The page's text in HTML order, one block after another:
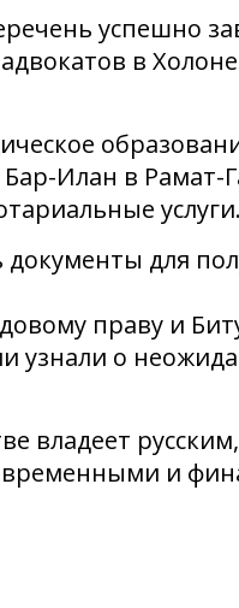
успешно
в
Илан в Рамат-
услуги.
для
праву и
о
владеет
и